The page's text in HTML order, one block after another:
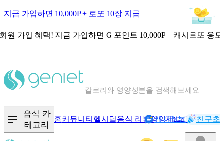
지금 가입하면 10,000P + 로또 10장 지급
원 가입 혜택! 지금 가입하면 G 포인트 10,000P + 캐시로또 응
칼로리와 영양성분을 검색해보세요
음식 카
테고리
홈커뮤니티 헬시딜음식 리뷰영양제NEW기록
캐시리뷰 친구